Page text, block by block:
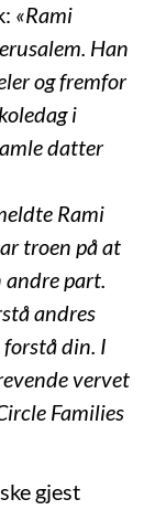
«Rami
Han
og fremfor
i
datter
Rami
troen på at
part.
andres
forstå din. I
vervet
Families
gjest